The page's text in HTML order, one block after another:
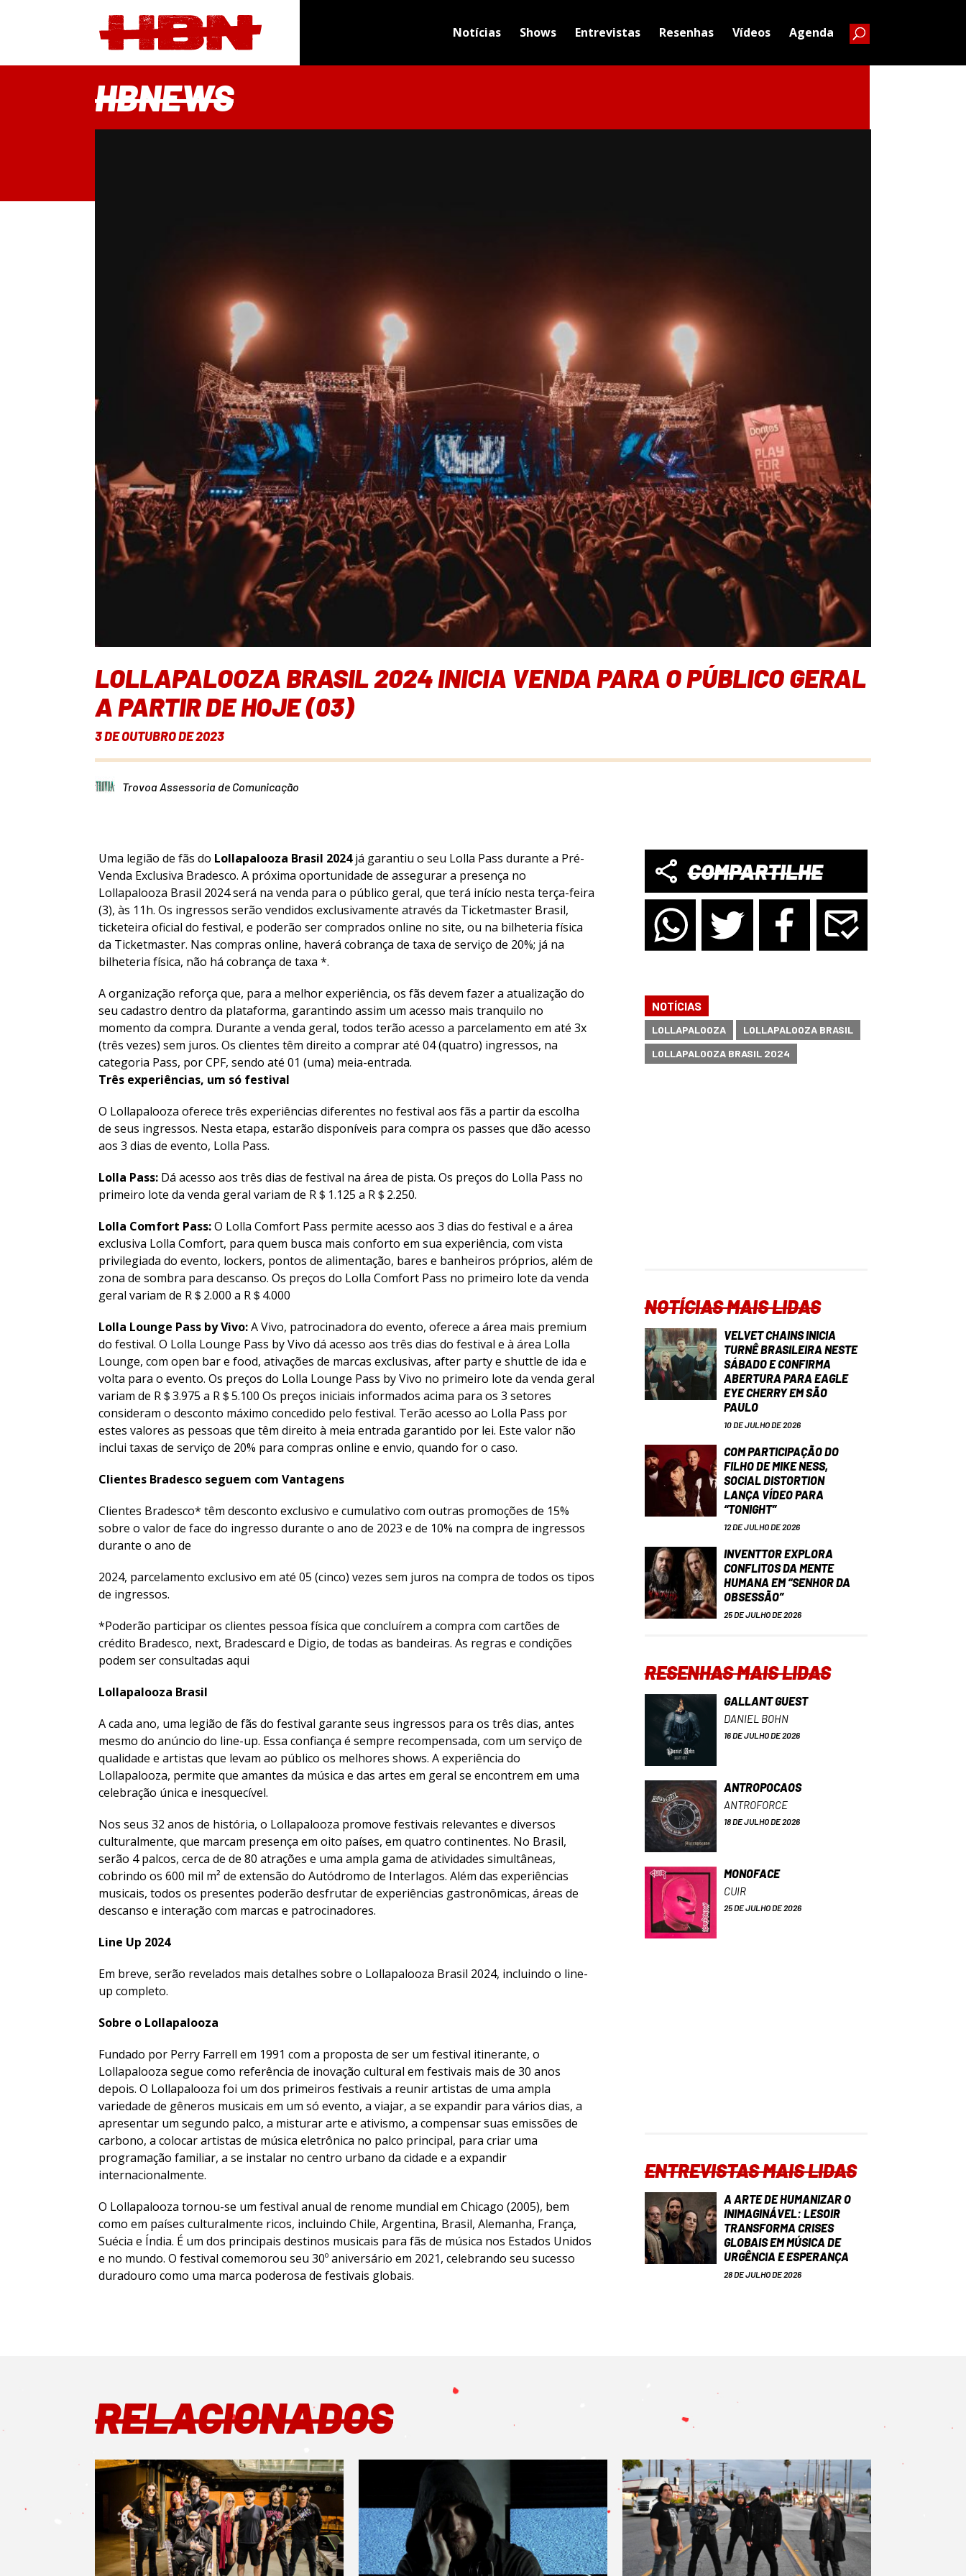
Notícias Shows Entrevistas Resenhas Vídeos Agenda
HBNEWS
LOLLAPALOOZA BRASIL 2024 INICIA VENDA PARA O PÚBLICO GERAL
A PARTIR DE HOJE (03)
3 DE OUTUBRO DE 2023
Trovoa Assessoria de Comunicação
Uma legião de fãs do Lollapalooza Brasil 2024já garantiu o seu Lolla Pass durante a Pré-
Venda Exclusiva Bradesco. A próxima oportunidade de assegurar a presença no
Lollapalooza Brasil 2024 será na venda para o público geral, que terá início nesta terça-feira
(3), às 11h. Os ingressos serão vendidos exclusivamente através da Ticketmaster Brasil,
ticketeira oficial do festival, e poderão ser comprados online no site, ou na bilheteria física
da Ticketmaster. Nas compras online, haverá cobrança de taxa de serviço de 20%; já na
bilheteria física, não há cobrança de taxa *.
A organização reforça que, para a melhor experiência, os fãs devem fazer a atualização do
seu cadastro dentro da plataforma, garantindo assim um acesso mais tranquilo no
momento da compra. Durante a venda geral, todos terão acesso a parcelamento em até 3x
(três vezes) sem juros. Os clientes têm direito a comprar até 04 (quatro) ingressos, na
categoria Pass, por CPF, sendo até 01 (uma) meia-entrada.
Três experiências, um só festival
O Lollapalooza oferece três experiências diferentes no festival aos fãs a partir da escolha
de seus ingressos. Nesta etapa, estarão disponíveis para compra os passes que dão acesso
aos 3 dias de evento, Lolla Pass.
Lolla Pass: Dá acesso aos três dias de festival na área de pista. Os preços do Lolla Pass no
primeiro lote da venda geral variam de R＄1.125 a R＄2.250.
Lolla Comfort Pass:O Lolla Comfort Pass permite acesso aos 3 dias do festival e a área
exclusiva Lolla Comfort, para quem busca mais conforto em sua experiência, com vista
privilegiada do evento, lockers, pontos de alimentação, bares e banheiros próprios, além de
zona de sombra para descanso. Os preços do Lolla Comfort Pass no primeiro lote da venda
geral variam de R＄2.000 a R＄4.000
Lolla Lounge Pass by Vivo:A Vivo, patrocinadora do evento, oferece a área mais premium
do festival. O Lolla Lounge Pass by Vivo dá acesso aos três dias do festival e à área Lolla
Lounge, com open bar e food, ativações de marcas exclusivas, after party e shuttle de ida e
volta para o evento. Os preços do Lolla Lounge Pass by Vivo no primeiro lote da venda geral
variam de R＄3.975 a R＄5.100 Os preços iniciais informados acima para os 3 setores
consideram o desconto máximo concedido pelo festival. Terão acesso ao Lolla Pass por
estes valores as pessoas que têm direito à meia entrada garantido por lei. Este valor não
inclui taxas de serviço de 20% para compras online e envio, quando for o caso.
Clientes Bradesco seguem com Vantagens
Clientes Bradesco* têm desconto exclusivo e cumulativo com outras promoções de 15%
sobre o valor de face do ingresso durante o ano de 2023 e de 10% na compra de ingressos
durante o ano de
2024, parcelamento exclusivo em até 05 (cinco) vezes sem juros na compra de todos os tipos
de ingressos.
*Poderão participar os clientes pessoa física que concluírem a compra com cartões de
crédito Bradesco, next, Bradescard e Digio, de todas as bandeiras. As regras e condições
podem ser consultadas aqui
Lollapalooza Brasil
A cada ano, uma legião de fãs do festival garante seus ingressos para os três dias, antes
mesmo do anúncio do line-up. Essa confiança é sempre recompensada, com um serviço de
qualidade e artistas que levam ao público os melhores shows. A experiência do
Lollapalooza, permite que amantes da música e das artes em geral se encontrem em uma
celebração única e inesquecível.
Nos seus 32 anos de história, o Lollapalooza promove festivais relevantes e diversos
culturalmente, que marcam presença em oito países, em quatro continentes. No Brasil,
serão 4 palcos, cerca de de 80 atrações e uma ampla gama de atividades simultâneas,
cobrindo os 600 mil m² de extensão do Autódromo de Interlagos. Além das experiências
musicais, todos os presentes poderão desfrutar de experiências gastronômicas, áreas de
descanso e interação com marcas e patrocinadores.
Line Up 2024
Em breve, serão revelados mais detalhes sobre o Lollapalooza Brasil 2024, incluindo o line-
up completo.
Sobre o Lollapalooza
Fundado por Perry Farrell em 1991 com a proposta de ser um festival itinerante, o
Lollapalooza segue como referência de inovação cultural em festivais mais de 30 anos
depois. O Lollapalooza foi um dos primeiros festivais a reunir artistas de uma ampla
variedade de gêneros musicais em um só evento, a viajar, a se expandir para vários dias, a
apresentar um segundo palco, a misturar arte e ativismo, a compensar suas emissões de
carbono, a colocar artistas de música eletrônica no palco principal, para criar uma
programação familiar, a se instalar no centro urbano da cidade e a expandir
internacionalmente.
O Lollapalooza tornou-se um festival anual de renome mundial em Chicago (2005), bem
como em países culturalmente ricos, incluindo Chile, Argentina, Brasil, Alemanha, França,
Suécia e Índia. É um dos principais destinos musicais para fãs de música nos Estados Unidos
e no mundo. O festival comemorou seu 30º aniversário em 2021, celebrando seu sucesso
duradouro como uma marca poderosa de festivais globais.
COMPARTILHE
NOTÍCIAS
LOLLAPALOOZA
LOLLAPALOOZA BRASIL
LOLLAPALOOZA BRASIL 2024
NOTÍCIAS MAIS LIDAS
VELVET CHAINS INICIA
TURNÊ BRASILEIRA NESTE
SÁBADO E CONFIRMA
ABERTURA PARA EAGLE
EYE CHERRY EM SÃO
PAULO
10 DE JULHO DE 2026
COM PARTICIPAÇÃO DO
FILHO DE MIKE NESS,
SOCIAL DISTORTION
LANÇA VÍDEO PARA
“TONIGHT”
12 DE JULHO DE 2026
INVENTTOR EXPLORA
CONFLITOS DA MENTE
HUMANA EM “SENHOR DA
OBSESSÃO”
25 DE JULHO DE 2026
RESENHAS MAIS LIDAS
GALLANT GUEST
DANIEL BOHN
16 DE JULHO DE 2026
ANTROPOCAOS
ANTROFORCE
18 DE JULHO DE 2026
MONOFACE
CUIR
25 DE JULHO DE 2026
ENTREVISTAS MAIS LIDAS
A ARTE DE HUMANIZAR O
INIMAGINÁVEL: LESOIR
TRANSFORMA CRISES
GLOBAIS EM MÚSICA DE
URGÊNCIA E ESPERANÇA
28 DE JULHO DE 2026
RELACIONADOS